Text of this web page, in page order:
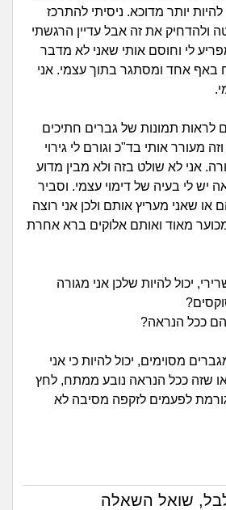
מהבקו"ם... ועד מתי?!
לימודים וסטודנטים
חברים ואנשים
בית, שכנים ושותפים
מה שעובר עליי
חיות מחמד
יותר מדוכא. ניסיתי להתרכז
ולהדחיק את זה אבל עדיין הרגשתי
לי וחוסם אותי שאני לא מדבר
באף אחד ומסתגר בתוך עצמי. אני
לראות תמונות של גברים חתיכים
מעורר אותי בד"כ וגורם לי גירוי
אני לא שולט בזה ולא מבין מדוע
יש לי בעיה של דימוי עצמי. וסביר
או שאני מעריץ אותם ולכן אני רוצה
מכוער מאוד ואותם אלוקים ברא אחרת
יכול להיות שלכן אני מגורה
ככל הנראה?
מסוימים, יכול להיות כי אני
שזה ככל הנראה נובע ממתח, לחץ
לפעמים לזקפה מסיבה לא
שואל השאלה